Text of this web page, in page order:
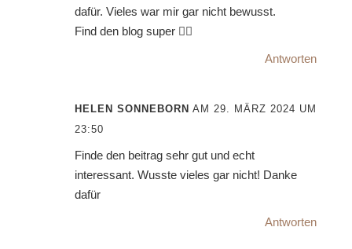
dafür. Vieles war mir gar nicht bewusst.
Find den blog super 👍🏻
Antworten
HELEN SONNEBORN AM 29. MÄRZ 2024 UM
23:50
Finde den beitrag sehr gut und echt
interessant. Wusste vieles gar nicht! Danke
dafür
Antworten